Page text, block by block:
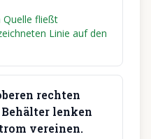
Quelle fließt
Linie auf den
rechten
lenken
vereinen.